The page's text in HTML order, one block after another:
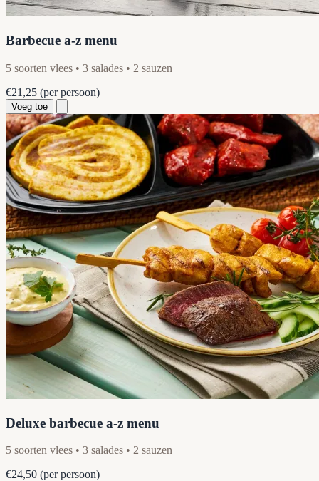
Barbecue a-z menu
5 soorten vlees • 3 salades • 2 sauzen
€21,25 (per persoon)
Voeg toe
Deluxe barbecue a-z menu
5 soorten vlees • 3 salades • 2 sauzen
€24,50 (per persoon)